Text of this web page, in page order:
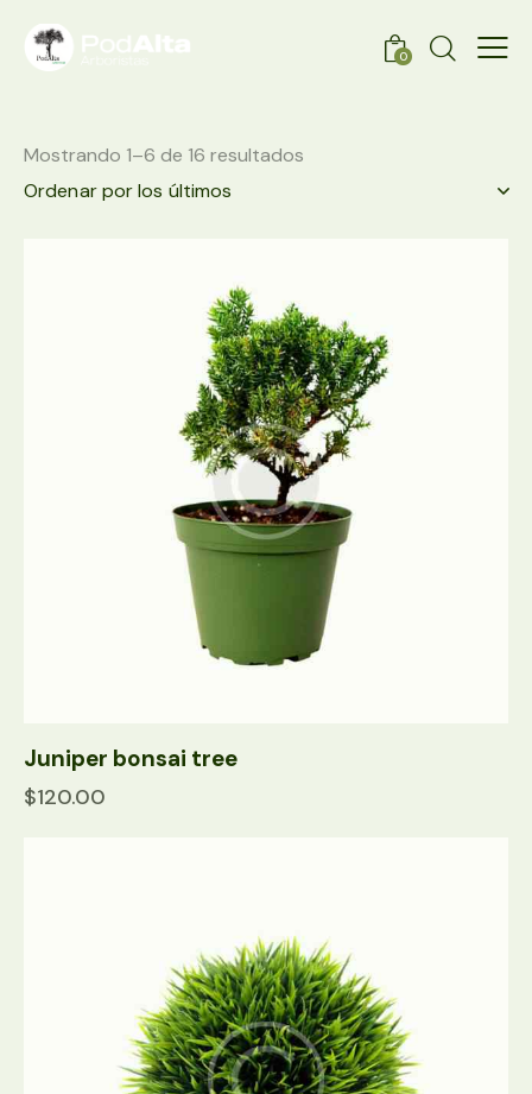
0
Mostrando 1–6 de 16 resultados
Juniper bonsai tree
$120.00